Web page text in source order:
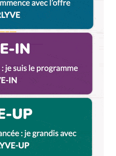
qui n’existe pas.
nous heureux bordelais
l’Opéra de Lyon le
dans la thématique
le Crayon et le